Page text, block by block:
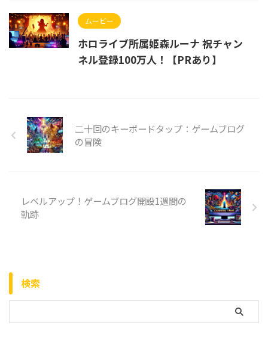
ムービー
ホロライブ所属姫森ルーナ 祝チャン
ネル登録100万人！【PRあり】
二十回のキーボードタップ：ゲームブログ
の冒険
レベルアップ！ゲームブログ開設1週間の
軌跡
検索